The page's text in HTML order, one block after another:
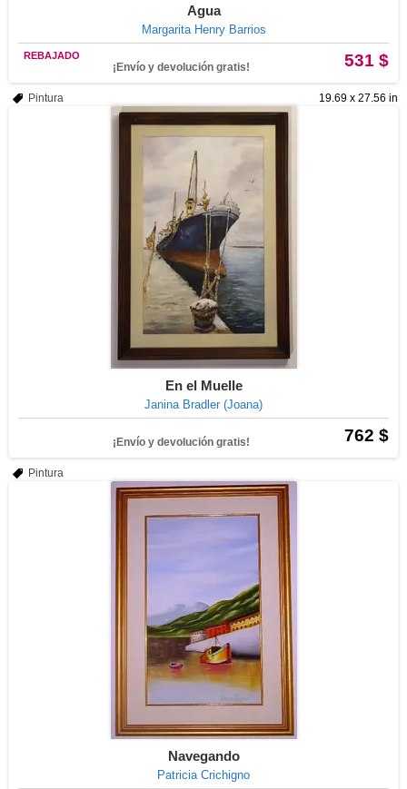
Agua
Margarita Henry Barrios
531 $
REBAJADO
¡Envío y devolución gratis!
19.69 x 27.56 in
Pintura
En el Muelle
Janina Bradler (Joana)
762 $
¡Envío y devolución gratis!
Pintura
Navegando
Patricia Crichigno